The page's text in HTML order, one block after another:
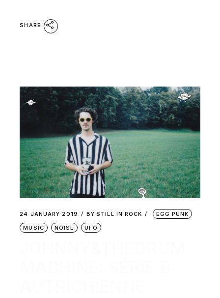
SHARE
24 JANUARY 2019 BY STILL IN ROCK
EGG PUNK
MUSIC
NOISE UFO